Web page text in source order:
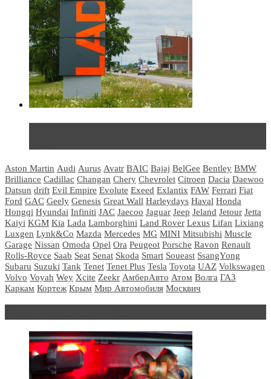
Aston Martin Audi Aurus Avatr BAIC Bajaj BelGee Bentley BMW
Brilliance Cadillac Changan Chery Chevrolet Citroen Dacia Daewoo
Datsun drift Evil Empire Evolute Exeed Exlantix FAW Ferrari Fiat
Ford GAC Geely Genesis Great Wall Harleydays Haval Honda
Hongqi Hyundai Infiniti JAC Jaecoo Jaguar Jeep Jeland Jetour Jetta
Kaiyi KGM Kia Lada Lamborghini Land Rover Lexus Lifan Lixiang
Luxgen Lynk&Co Mazda Mercedes MG MINI Mitsubishi Muscle
Garage Nissan Omoda Opel Ora Peugeot Porsche Ravon Renault
Rolls-Royce Saab Seat Senat Skoda Smart Soueast SsangYong
Subaru Suzuki Tank Tenet Tenet Plus Tesla Toyota UAZ Volkswagen
Volvo Voyah Wey Xcite Zeekr АмберАвто Атом Волга ГАЗ
Каркам Кортеж Крым Мир Автомобиля Москвич